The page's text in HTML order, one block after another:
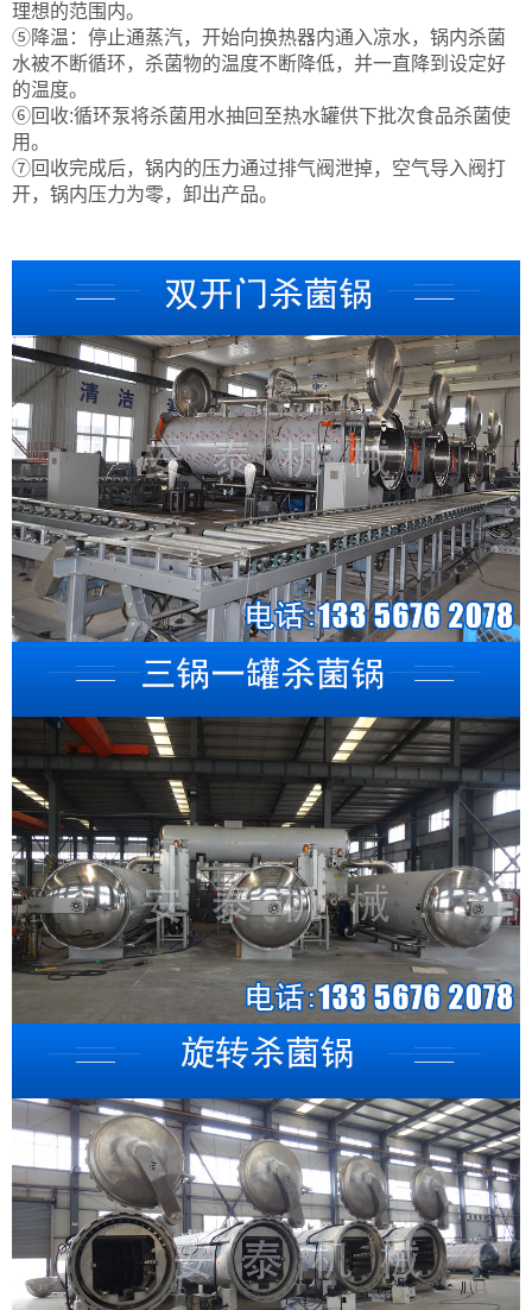
理想的范围内。
⑤降温：停止通蒸汽，开始向换热器内通入凉水，锅内杀菌
水被不断循环，杀菌物的温度不断降低，并一直降到设定好
的温度。
⑥回收:循环泵将杀菌用水抽回至热水罐供下批次食品杀菌使
用。
⑦回收完成后，锅内的压力通过排气阀泄掉，空气导入阀打
开，锅内压力为零，卸出产品。